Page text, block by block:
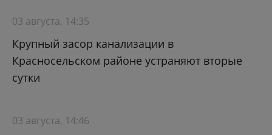
03 августа, 14:35
Крупный засор канализации в
Красносельском районе устраняют вторые
сутки
03 августа, 14:46